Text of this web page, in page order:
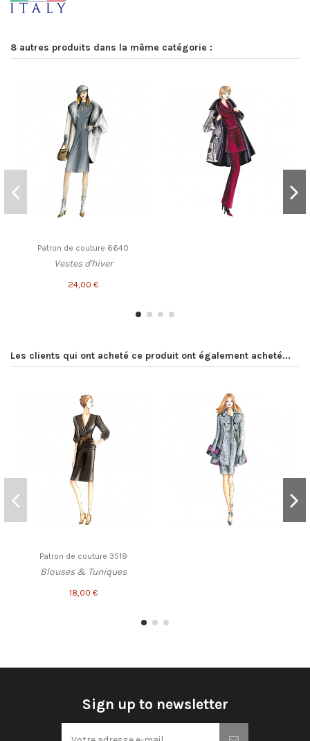
8 autres produits dans la même catégorie :
Patron de couture 6640
Vestes d'hiver
24,00 €
Les clients qui ont acheté ce produit ont également acheté...
Patron de couture 3519
Blouses & Tuniques
18,00 €
Sign up to newsletter